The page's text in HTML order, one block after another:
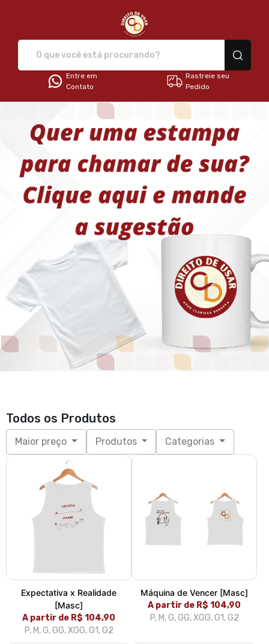
Entre em
Contato
Rastreie seu
Pedido
Todos os Produtos
Maior preço Produtos Categorias
Expectativa x Realidade
[Masc]
A partir de R$ 104,90
P, M, G, GG, XGG, G1, G2
Máquina de Vencer [Masc]
A partir de R$ 104,90
P, M, G, GG, XGG, G1, G2